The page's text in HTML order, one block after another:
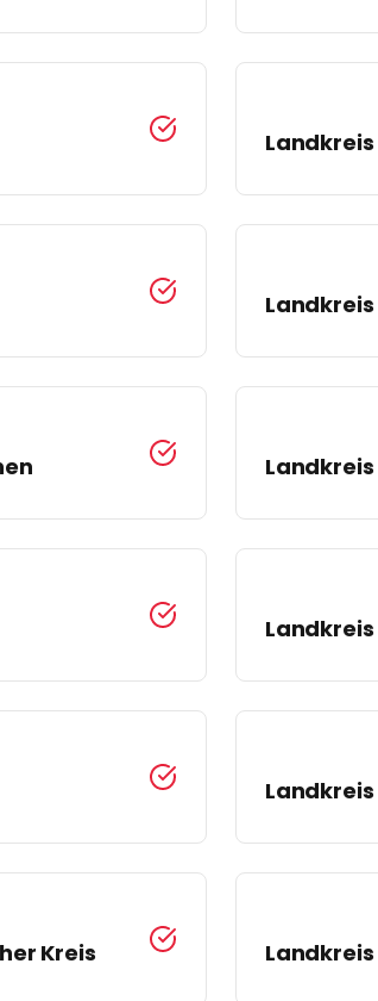
Landkreis
Landkreis
Landkreis
Landkreis
Landkreis
Kreis Landkreis